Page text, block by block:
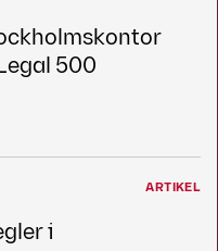
500
ARTIKEL
i